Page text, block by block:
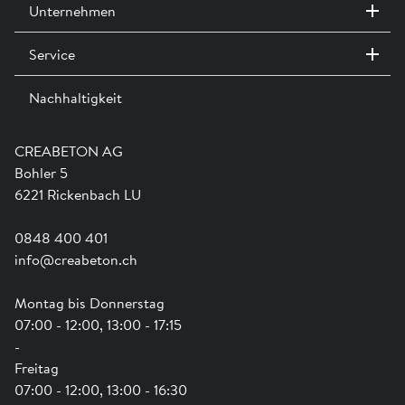
CREABETON AG
Bohler 5
6221 Rickenbach LU
0848 400 401
info@creabeton.ch
Montag bis Donnerstag
07:00 - 12:00, 13:00 - 17:15
-
Freitag
07:00 - 12:00, 13:00 - 16:30
Unternehmen
Kontakt / Standorte
Ausstellungen
Team
Ausbildung
Service
Dienstleistungen
Shop Hilfe
Anwendungsunterstützung
Newsletter
Nachhaltigkeit
Engagement
Swissness
Schwammstadt